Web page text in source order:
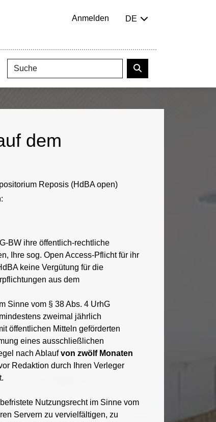
Anmelden DE
dem
Reposis (HdBA open)
BW ihre öffentlich-rechtliche
Ihre sog. Open Access-Pflicht für ihr
keine Vergütung für die
aus dem
Sinne vom § 38 Abs. 4 UrhG
zweimal jährlich
öffentlichen Mitteln geförderten
eines ausschließlichen
nach Ablaufvon zwölf Monaten
Redaktion durch Ihren Verleger
Nutzungsrecht im Sinne vom
Servern zu vervielfältigen, zu